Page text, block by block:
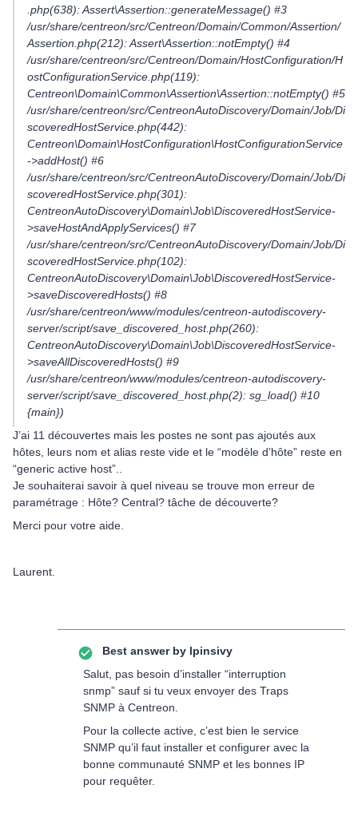
.php(638): Assert\Assertion::generateMessage() #3
/usr/share/centreon/src/Centreon/Domain/Common/Assertion/
Assertion.php(212): Assert\Assertion::notEmpty() #4
/usr/share/centreon/src/Centreon/Domain/HostConfiguration/H
ostConfigurationService.php(119):
Centreon\Domain\Common\Assertion\Assertion::notEmpty() #5
/usr/share/centreon/src/CentreonAutoDiscovery/Domain/Job/Di
scoveredHostService.php(442):
Centreon\Domain\HostConfiguration\HostConfigurationService
->addHost() #6
/usr/share/centreon/src/CentreonAutoDiscovery/Domain/Job/Di
scoveredHostService.php(301):
CentreonAutoDiscovery\Domain\Job\DiscoveredHostService-
>saveHostAndApplyServices() #7
/usr/share/centreon/src/CentreonAutoDiscovery/Domain/Job/Di
scoveredHostService.php(102):
CentreonAutoDiscovery\Domain\Job\DiscoveredHostService-
>saveDiscoveredHosts() #8
/usr/share/centreon/www/modules/centreon-autodiscovery-
server/script/save_discovered_host.php(260):
CentreonAutoDiscovery\Domain\Job\DiscoveredHostService-
>saveAllDiscoveredHosts() #9
/usr/share/centreon/www/modules/centreon-autodiscovery-
server/script/save_discovered_host.php(2): sg_load() #10
{main})
J’ai 11 découvertes mais les postes ne sont pas ajoutés aux
hôtes, leurs nom et alias reste vide et le “modèle d’hôte” reste en
“generic active host”..
Je souhaiterai savoir à quel niveau se trouve mon erreur de
paramétrage : Hôte? Central? tâche de découverte?
Merci pour votre aide.
Laurent.
Best answer by lpinsivy
Salut, pas besoin d’installer “interruption
snmp” sauf si tu veux envoyer des Traps
SNMP à Centreon.
Pour la collecte active, c’est bien le service
SNMP qu’il faut installer et configurer avec la
bonne communauté SNMP et les bonnes IP
pour requêter.